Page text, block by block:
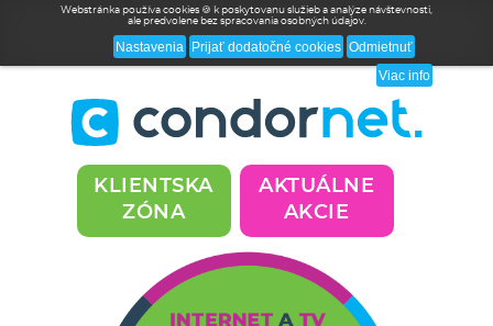
KLIENTSKA
ZÓNA
AKTUÁLNE
AKCIE
Webstránka používa cookies 🍪 k poskytovanu služieb a analýze návštevnosti,
ale predvolene bez spracovania osobných údajov.
Odmietnuť
Prijať dodatočné cookies
Nastavenia
Viac info